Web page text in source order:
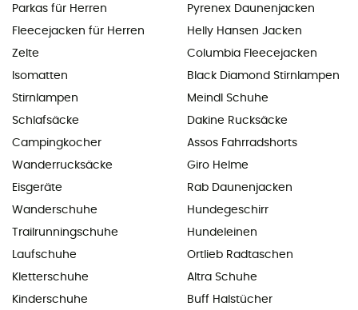
Parkas für Herren
Fleecejacken für Herren
Zelte
Isomatten
Stirnlampen
Schlafsäcke
Campingkocher
Wanderrucksäcke
Eisgeräte
Wanderschuhe
Trailrunningschuhe
Laufschuhe
Kletterschuhe
Kinderschuhe
Pyrenex Daunenjacken
Helly Hansen Jacken
Columbia Fleecejacken
Black Diamond Stirnlampen
Meindl Schuhe
Dakine Rucksäcke
Assos Fahrradshorts
Giro Helme
Rab Daunenjacken
Hundegeschirr
Hundeleinen
Ortlieb Radtaschen
Altra Schuhe
Buff Halstücher